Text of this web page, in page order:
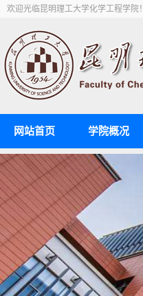
欢迎光临昆明理工大学化学工程学院！
网站首页 学院概况